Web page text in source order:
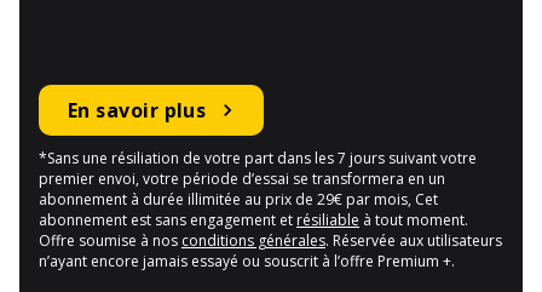
En savoir plus
*Sans une résiliation de votre part dans les 7 jours suivant votre
premier envoi, votre période d’essai se transformera en un
abonnement à durée illimitée au prix de 29€ par mois, Cet
abonnement est sans engagement et résiliable à tout moment.
Offre soumise à nos conditions générales. Réservée aux utilisateurs
n’ayant encore jamais essayé ou souscrit à l’offre Premium +.